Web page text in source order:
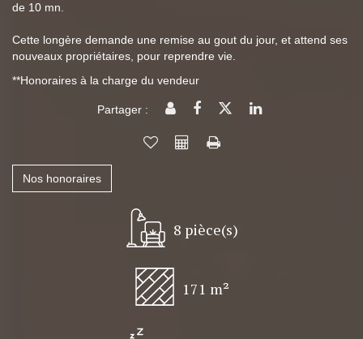
de 10 mn.
Cette longère demande une remise au gout du jour, et attend ses
nouveaux propriétaires, pour reprendre vie.
**Honoraires à la charge du vendeur
Partager :
Nos honoraires
8 pièce(s)
171 m²